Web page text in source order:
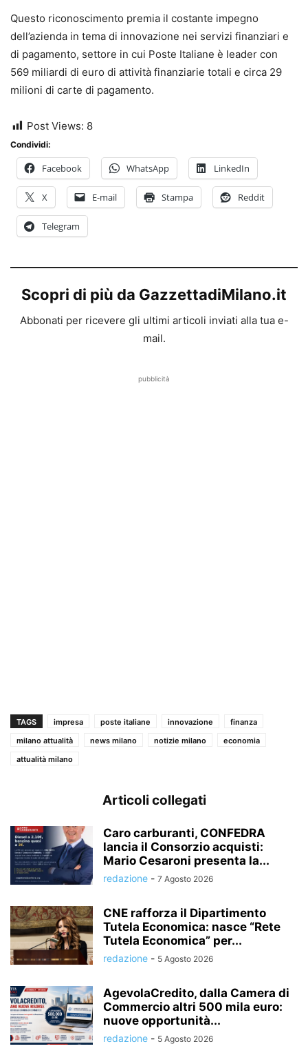
Questo riconoscimento premia il costante impegno
dell’azienda in tema di innovazione nei servizi finanziari e
di pagamento, settore in cui Poste Italiane è leader con
569 miliardi di euro di attività finanziarie totali e circa 29
milioni di carte di pagamento.
Post Views: 8
Condividi:
Facebook WhatsApp LinkedIn
X E-mail Stampa Reddit
Telegram
Scopri di più da GazzettadiMilano.it
Abbonati per ricevere gli ultimi articoli inviati alla tua e-
mail.
pubblicità
TAGS impresa poste italiane innovazione
finanza
milano attualità
news milano notizie milano
economia
attualità milano
Articoli collegati
Caro carburanti, CONFEDRA
lancia il Consorzio acquisti:
Mario Cesaroni presenta la...
redazione - 7 Agosto 2026
CNE rafforza il Dipartimento
Tutela Economica: nasce “Rete
Tutela Economica” per...
redazione - 5 Agosto 2026
AgevolaCredito, dalla Camera di
Commercio altri 500 mila euro:
nuove opportunità...
redazione - 5 Agosto 2026